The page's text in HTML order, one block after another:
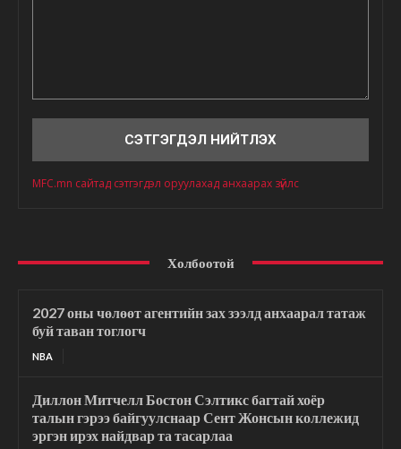
MFC.mn сайтад сэтгэгдэл оруулахад анхаарах зүйлс
Холбоотой
2027 оны чөлөөт агентийн зах зээлд анхаарал татаж
буй таван тоглогч
NBA
Диллон Митчелл Бостон Сэлтикс багтай хоёр
талын гэрээ байгуулснаар Сент Жонсын коллежид
эргэн ирэх найдвар та тасарлаа